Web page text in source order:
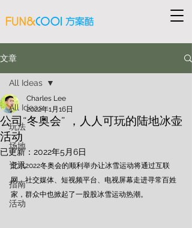
文章
All Ideas
玩法
场地
资讯
指南
活动
All Ideas
公司“冬奥会” ，人人可玩的陆地冰壶
活动
Charles Lee
2022年1月16日
已更新： 2022年5月6日
北京2022冬奥会的顺利举办让冰雪运动将通过互联
网、社交媒体、短视频平台、电视屏幕走进寻常百姓
家，群众中也掀起了一股股冰雪运动热潮。